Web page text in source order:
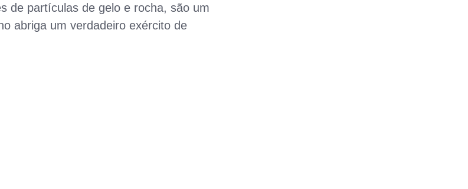
de partículas de gelo e rocha, são um
abriga um verdadeiro exército de